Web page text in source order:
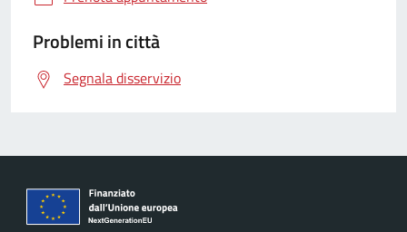
Problemi in città
Segnala disservizio